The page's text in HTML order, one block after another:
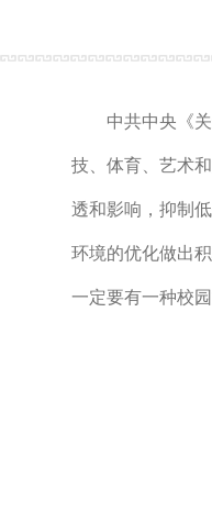
中共中央《关于
技、体育、艺术
透和影响，抑制
环境的优化做出
一定要有一种校园